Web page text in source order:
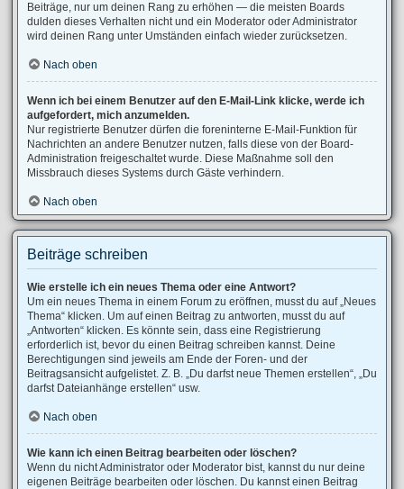
Beiträge, nur um deinen Rang zu erhöhen — die meisten Boards
dulden dieses Verhalten nicht und ein Moderator oder Administrator
wird deinen Rang unter Umständen einfach wieder zurücksetzen.
Nach oben
Wenn ich bei einem Benutzer auf den E-Mail-Link klicke, werde ich
aufgefordert, mich anzumelden.
Nur registrierte Benutzer dürfen die foreninterne E-Mail-Funktion für
Nachrichten an andere Benutzer nutzen, falls diese von der Board-
Administration freigeschaltet wurde. Diese Maßnahme soll den
Missbrauch dieses Systems durch Gäste verhindern.
Nach oben
Beiträge schreiben
Wie erstelle ich ein neues Thema oder eine Antwort?
Um ein neues Thema in einem Forum zu eröffnen, musst du auf „Neues
Thema“ klicken. Um auf einen Beitrag zu antworten, musst du auf
„Antworten“ klicken. Es könnte sein, dass eine Registrierung
erforderlich ist, bevor du einen Beitrag schreiben kannst. Deine
Berechtigungen sind jeweils am Ende der Foren- und der
Beitragsansicht aufgelistet. Z. B. „Du darfst neue Themen erstellen“, „Du
darfst Dateianhänge erstellen“ usw.
Nach oben
Wie kann ich einen Beitrag bearbeiten oder löschen?
Wenn du nicht Administrator oder Moderator bist, kannst du nur deine
eigenen Beiträge bearbeiten oder löschen. Du kannst einen Beitrag